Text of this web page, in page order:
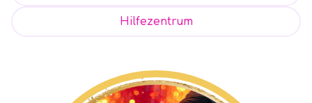
Hilfezentrum